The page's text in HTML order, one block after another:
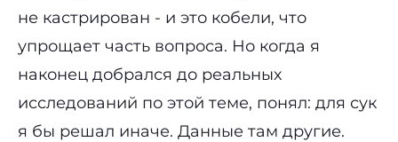
не кастрирован - и это кобели, что
упрощает часть вопроса. Но когда я
наконец добрался до реальных
исследований по этой теме, понял: для сук
я бы решал иначе. Данные там другие.